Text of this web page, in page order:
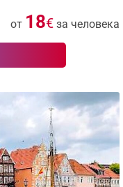
от 18€ за человека